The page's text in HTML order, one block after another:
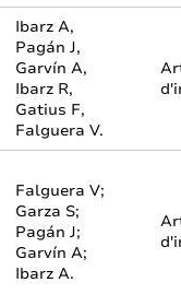
Ibarz A,
Pagán J,
Garvín A,
Ibarz R,
Gatius F,
Falguera V.
Falguera V;
Garza S;
Pagán J;
Garvín A;
Ibarz A.